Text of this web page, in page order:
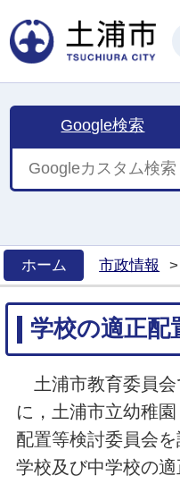
Google検索
ホーム
市政情報 >
学校の適正配
土浦市教育委員会
に，土浦市立幼稚
配置等検討委員会
学校及び中学校の